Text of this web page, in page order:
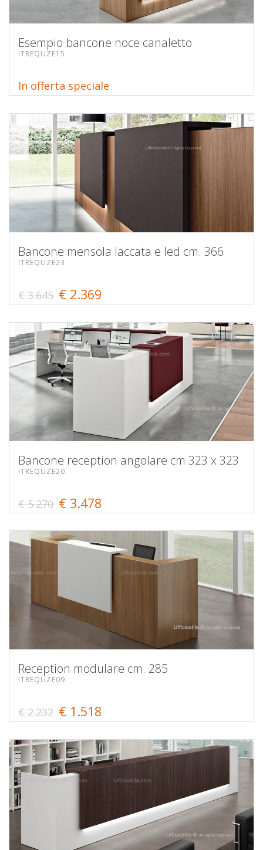
Esempio bancone noce canaletto
ITREQUZE15
In offerta speciale
Bancone mensola laccata e led cm. 366
ITREQUZE23
€ 3.645 € 2.369
Bancone reception angolare cm 323 x 323
ITREQUZE20
€ 5.270 € 3.478
Reception modulare cm. 285
ITREQUZE09
€ 2.232 € 1.518